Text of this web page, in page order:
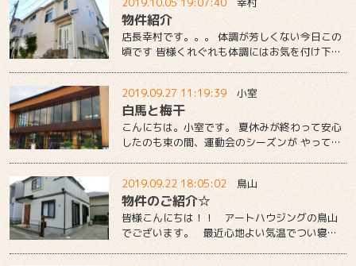
ギリギリ免れ、事なきを得られました と、そ
んなお話とは打って替わって大変お気楽なお話
なのですが、 10月初めの火曜日にすっかり毎年
恒例になりつつある「鮎釣り」を納めてきまし
物件紹介
店長幸村です。。。 体調が芳しくない今日この
頃です 皆様くれぐれも体調にはお気を付け下さ
ングです！ いつでも室内ご覧いただけますので
お気軽にお問い合わせください。 アートハウ
ジング bainara
2019.09.27 11:19:39 小室
白馬と梅干
こんにちは。小室です。 夏休みが終わって安心
したのも束の間、運動会のシーズンが やってま
べたり、午後のプログラムが 後日に延期したり
と・・ 親としてもあまり楽しくなかった運動会
を迎えております。 今年は何とかお天気が持て
ばと期待しております そんなんで、休み中に
2019.09.22 18:05:02 鳥山
物件のご紹介☆
皆様こんにちは！！ アートハウジングの鳥山
でございます。 最近心地よい気温でつい寝す